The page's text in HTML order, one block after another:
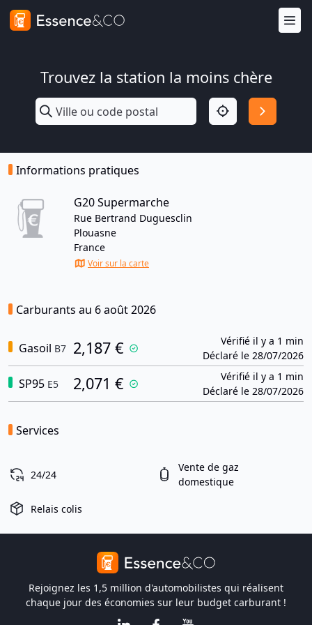
Trouvez la station la moins chère
Informations pratiques
G20 Supermarche
Rue Bertrand Duguesclin
Plouasne
France
Voir sur la carte
Carburants au 6 août 2026
Gasoil B7 2,187 €
Vérifié il y a 1 min
Déclaré le 28/07/2026
SP95 E5 2,071 €
Vérifié il y a 1 min
Déclaré le 28/07/2026
Services
24/24
Vente de gaz
domestique
Relais colis
Rejoignez les 1,5 million d'automobilistes qui réalisent
chaque jour des économies sur leur budget carburant !